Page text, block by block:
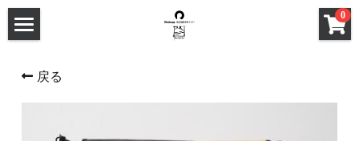
0
戻る
×
ストアカテゴリー
すべてのカテゴリー